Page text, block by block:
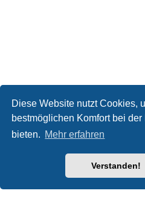
Diese Website nutzt Cookies,
bestmöglichen Komfort bei der
bieten. Mehr erfahren
Verstanden!